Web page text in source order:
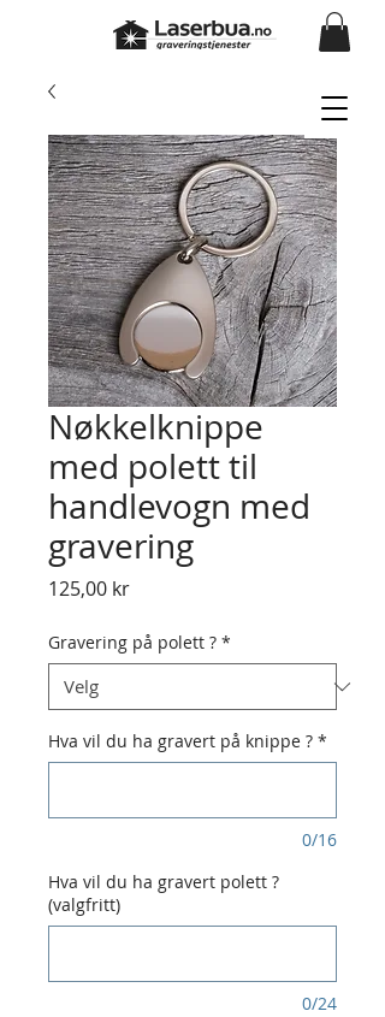
Nøkkelknippe
med polett til
handlevogn med
gravering
125,00 krPris
Gravering på polett ? *
Hva vil du ha gravert på knippe ? *
0/16
Hva vil du ha gravert polett ?
(valgfritt)
0/24